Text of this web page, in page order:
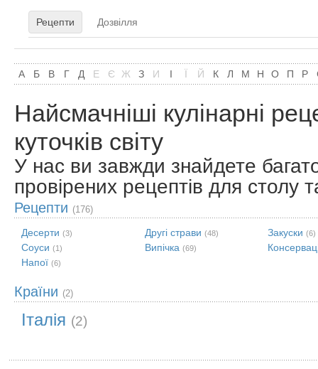
Рецепти Дозвілля
А Б В Г Д Е Є Ж З И І Ї Й К Л М Н О П Р
Найсмачніші кулінарні
куточків світу
У нас ви завжди знайдете
провірених рецептів для столу
Рецепти (176)
Десерти (3)
Соуси (1)
Напої (6)
Другі страви (48)
Випічка (69)
Закуски (6)
Країни (2)
Італія (2)